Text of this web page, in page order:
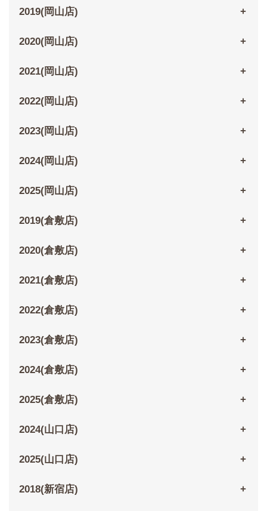
2019(岡山店)
2020(岡山店)
2021(岡山店)
2022(岡山店)
2023(岡山店)
2024(岡山店)
2025(岡山店)
2019(倉敷店)
2020(倉敷店)
2021(倉敷店)
2022(倉敷店)
2023(倉敷店)
2024(倉敷店)
2025(倉敷店)
2024(山口店)
2025(山口店)
2018(新宿店)